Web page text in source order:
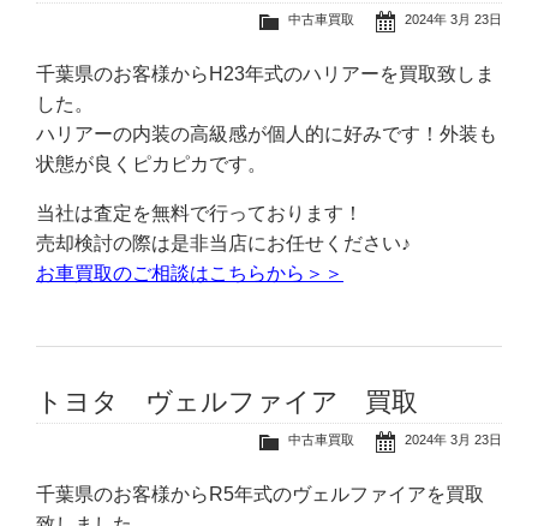
2024年 3月 23日
中古車買取
千葉県のお客様からH23年式のハリアーを買取致しま
した。
ハリアーの内装の高級感が個人的に好みです！外装も
状態が良くピカピカです。
当社は査定を無料で行っております！
売却検討の際は是非当店にお任せください♪
お車買取のご相談はこちらから＞＞
トヨタ ヴェルファイア 買取
2024年 3月 23日
中古車買取
千葉県のお客様からR5年式のヴェルファイアを買取